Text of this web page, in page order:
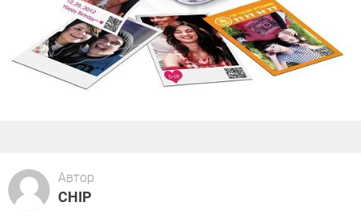
Автор
CHIP